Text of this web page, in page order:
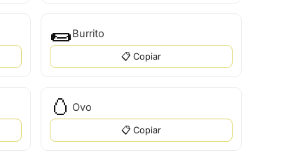
🌯Burrito
📋 Copiar
🥚 Ovo
📋 Copiar